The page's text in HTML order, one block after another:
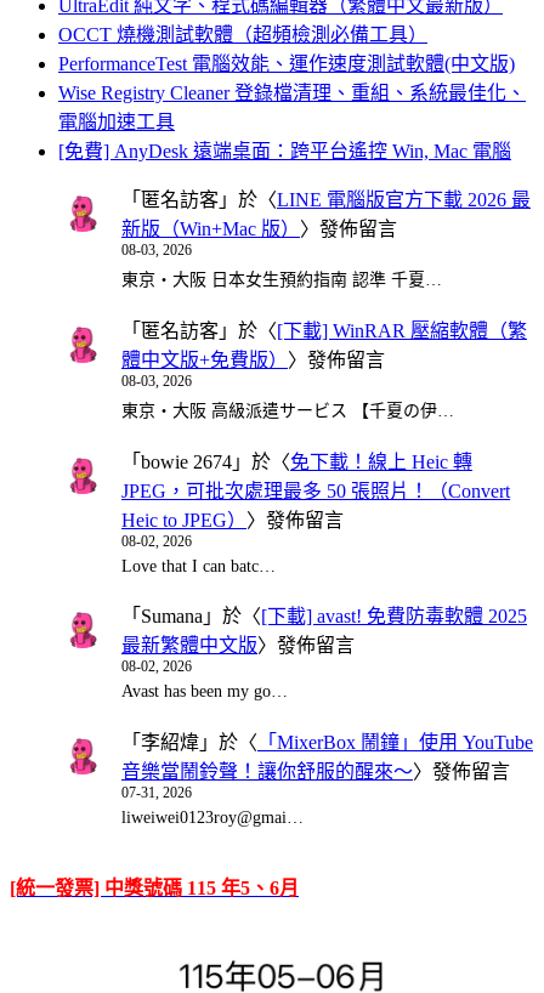
UltraEdit 純文字、程式碼編輯器（繁體中文最新版）
OCCT 燒機測試軟體（超頻檢測必備工具）
PerformanceTest 電腦效能、運作速度測試軟體(中文版)
Wise Registry Cleaner 登錄檔清理、重組、系統最佳化、
電腦加速工具
[免費] AnyDesk 遠端桌面：跨平台遙控 Win, Mac 電腦
「 匿名訪客 」於〈LINE 電腦版官方下載 2026 最
新版（Win+Mac 版） 〉發佈留言
08-03, 2026
東京・大阪 日本女生預約指南 認準 千夏…
「 匿名訪客 」於〈[下載] WinRAR 壓縮軟體（繁
體中文版+免費版） 〉發佈留言
08-03, 2026
東京・大阪 高級派遣サービス 【千夏の伊…
「 bowie 2674 」於〈免下載！線上 Heic 轉
JPEG，可批次處理最多 50 張照片！（Convert
Heic to JPEG） 〉發佈留言
08-02, 2026
Love that I can batc…
「 Sumana 」於〈[下載] avast! 免費防毒軟體 2025
最新繁體中文版〉發佈留言
08-02, 2026
Avast has been my go…
「 李紹煒 」於〈 「MixerBox 鬧鐘」使用 YouTube
音樂當鬧鈴聲！讓你舒服的醒來～〉發佈留言
07-31, 2026
liweiwei0123roy@gmai…
[統一發票] 中獎號碼 115 年5、6月